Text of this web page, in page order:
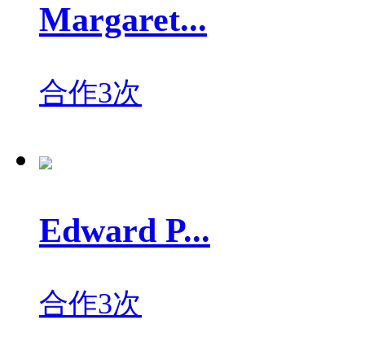
Margaret...
合作3次
Edward P...
合作3次